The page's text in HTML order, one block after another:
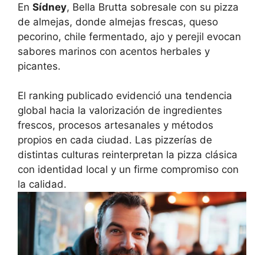
En Sídney, Bella Brutta sobresale con su pizza
de almejas, donde almejas frescas, queso
pecorino, chile fermentado, ajo y perejil evocan
sabores marinos con acentos herbales y
picantes.
El ranking publicado evidenció una tendencia
global hacia la valorización de ingredientes
frescos, procesos artesanales y métodos
propios en cada ciudad. Las pizzerías de
distintas culturas reinterpretan la pizza clásica
con identidad local y un firme compromiso con
la calidad.